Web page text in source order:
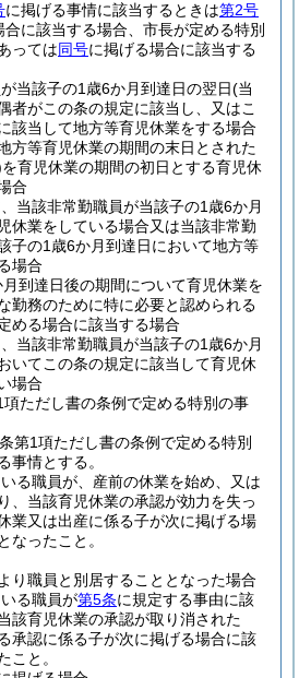
に掲げる事情に該当するときは第2号
合に該当する場合、市長が定める特別
っては同号に掲げる場合に該当する
当該子の1歳6か月到達日の翌日(当
者がこの条の規定に該当し、又はこ
該当して地方等育児休業をする場合
方等育児休業の期間の末日とされた
を育児休業の期間の初日とする育児休
合
当該非常勤職員が当該子の1歳6か月
休業をしている場合又は当該非常勤
子の1歳6か月到達日において地方等
場合
到達日後の期間について育児休業を
勤務のために特に必要と認められる
める場合に該当する場合
当該非常勤職員が当該子の1歳6か月
いてこの条の規定に該当して育児休
場合
ただし書の条例で定める特別の事
第1項ただし書の条例で定める特別
事情とする。
る職員が、産前の休業を始め、又は
、当該育児休業の承認が効力を失っ
業又は出産に係る子が次に掲げる場
なったこと。
り職員と別居することとなった場合
る職員が第5条に規定する事由に該
該育児休業の承認が取り消された
承認に係る子が次に掲げる場合に該
こと。